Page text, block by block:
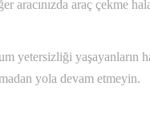
aracınızda araç çekme
yetersizliği yaşayanların
yola devam etmeyin.